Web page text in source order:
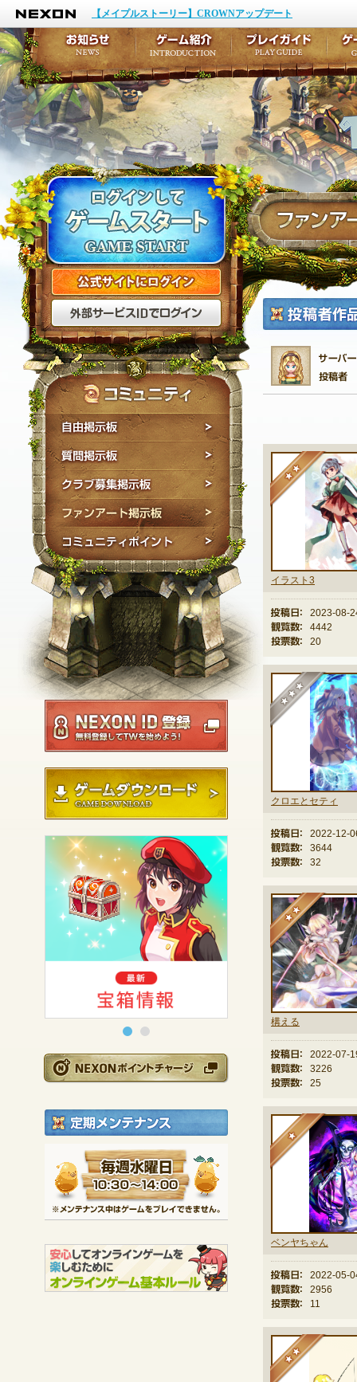
NEXON
【メイプルストーリー】CROWNアップデート
公式サイトにログイン
外部サービスIDでログ
質問掲示板
クラブ募集掲示板
ファンアート掲示板
コミュニティポイン
NEXON ID登録
ゲームダウンロード
NEXONポイントチ
定期メンテナンス
毎週水曜日 10:30
※メンテナンス中は
イラスト3
★★
投稿日：
2023-08-
観覧数：
4442
投票数：
20
クロエとセティ
投稿日：
2022-12-
観覧数：
3644
投票数：
32
構える
★★
投稿日：
2022-07-
観覧数：
3226
投票数：
25
ベンヤちゃん
★
投稿日：
2022-05-
観覧数：
2956
投票数：
11
お知らせ
イベント
アップデート
メンテナンス
ゲーム紹介
キャラクター作成
テイルズ初級者講座
ここだけは知ってお